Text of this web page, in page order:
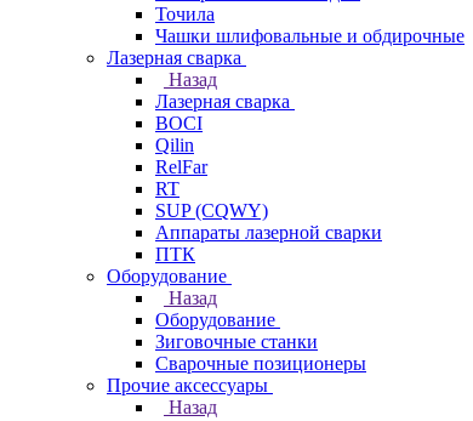
Точила
Чашки шлифовальные и обдирочные
Лазерная сварка
Назад
Лазерная сварка
BOCI
Qilin
RelFar
RT
SUP (CQWY)
Аппараты лазерной сварки
ПТК
Оборудование
Назад
Оборудование
Зиговочные станки
Сварочные позиционеры
Прочие аксессуары
Назад